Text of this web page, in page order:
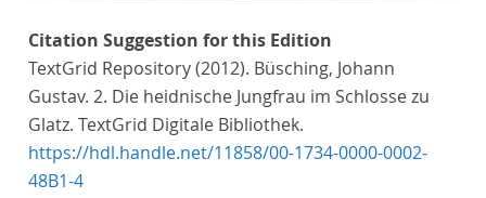
Citation Suggestion for this Edition
TextGrid Repository (2012). Büsching, Johann
Gustav. 2. Die heidnische Jungfrau im Schlosse zu
Glatz. TextGrid Digitale Bibliothek.
https://hdl.handle.net/11858/00-1734-0000-0002-
48B1-4